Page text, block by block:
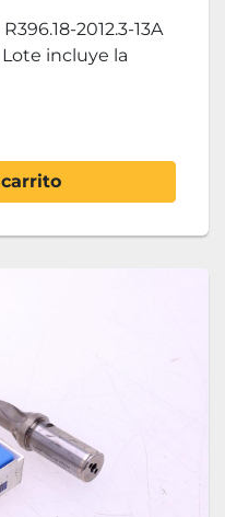
2012.3-13A
Lote incluye la